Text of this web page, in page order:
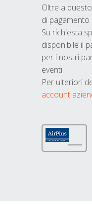
Oltre a
di pagamento
Su richiesta
disponibile il
per i nostri
eventi.
Per ulteriori
account